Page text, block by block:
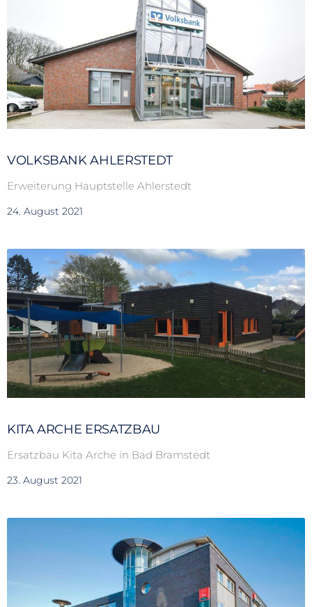
VOLKSBANK AHLERSTEDT
Erweiterung Hauptstelle Ahlerstedt
24. August 2021
KITA ARCHE ERSATZBAU
Ersatzbau Kita Arche in Bad Bramstedt
23. August 2021